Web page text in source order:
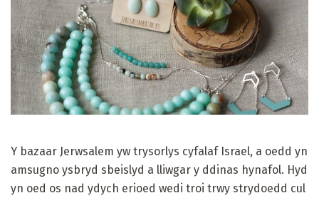
Y bazaar Jerwsalem yw trysorlys cyfalaf Israel, a oedd yn
amsugno ysbryd sbeislyd a lliwgar y ddinas hynafol. Hyd
yn oed os nad ydych erioed wedi troi trwy strydoedd cul